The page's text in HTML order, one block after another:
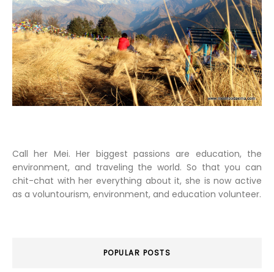
Call her Mei. Her biggest passions are education, the
environment, and traveling the world. So that you can
chit-chat with her everything about it, she is now active
as a voluntourism, environment, and education volunteer.
POPULAR POSTS